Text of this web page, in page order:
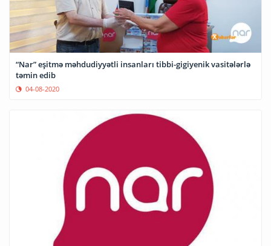
“Nar” eşitmə məhdudiyyətli insanları tibbi-gigiyenik vasitələrlə
təmin edib
04-08-2020